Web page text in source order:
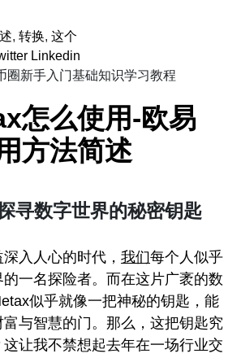
, 转换, 这个
Linkedin
圈新手入门基础知识学习教程
怎么使用-欧易
方法简述
寻数字世界的秘密钥匙
入人心的时代， 我们每个人似乎
一名探险者。而在这片广袤的数
似乎就像一把神秘的钥匙，能
与智慧的门。那么，这把钥匙究
让我不禁想起去年在一场行业交